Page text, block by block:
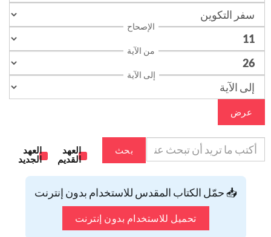
الإصحاح
من الآية
إلى الآية
عرض
بحث
العهد
القديم
العهد
الجديد
📥 حمّل الكتاب المقدس للاستخدام بدون إنترنت
تحميل للاستخدام بدون إنترنت